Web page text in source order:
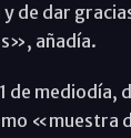
de dar
añadía.
de mediodía,
«muestra